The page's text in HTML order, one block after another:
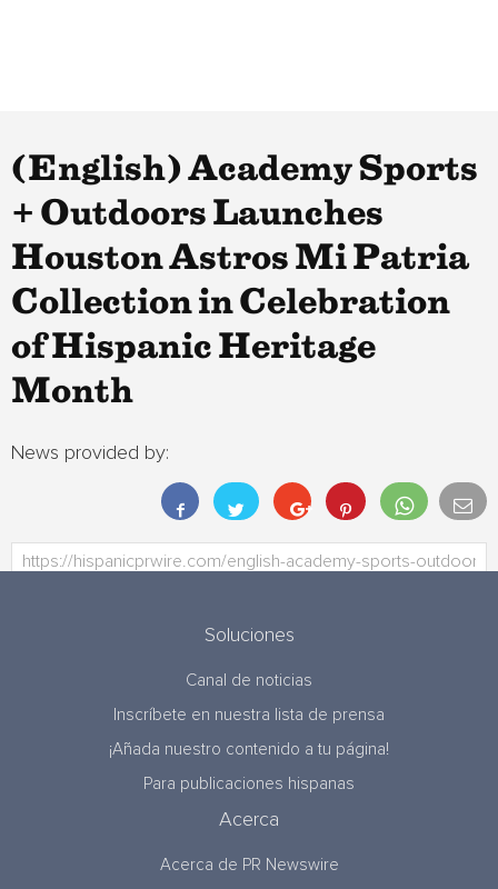
(English) Academy Sports
+ Outdoors Launches
Houston Astros Mi Patria
Collection in Celebration
of Hispanic Heritage
Month
News provided by:
Soluciones
Canal de noticias
Inscríbete en nuestra lista de prensa
¡Añada nuestro contenido a tu página!
Para publicaciones hispanas
Acerca
Acerca de PR Newswire